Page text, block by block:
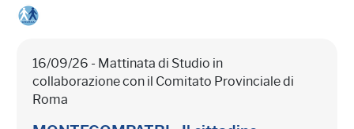
16/09/26 - Mattinata di Studio in
collaborazione con il Comitato Provinciale di
Roma